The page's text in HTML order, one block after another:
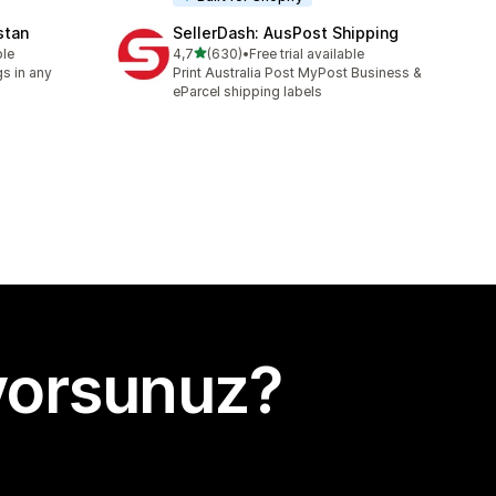
in any
SellerDash: AusPost Shipping
4,75 yıldız üzerinden
(630)
toplam 630 değerlendirme
•Free trial available
Print Australia Post MyPost Business &
eParcel shipping labels